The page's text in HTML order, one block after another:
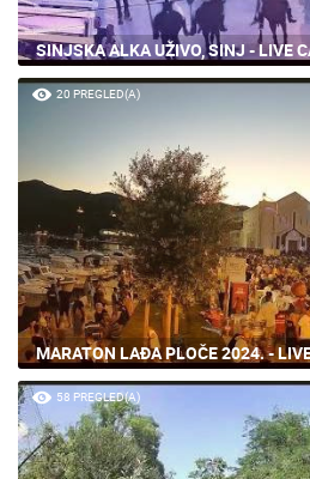
SINJSKA ALKA UŽIVO, SINJ - LIVE
20 PREGLED(A)
MARATON LAĐA PLOČE 2024. -
58 PREGLED(A)